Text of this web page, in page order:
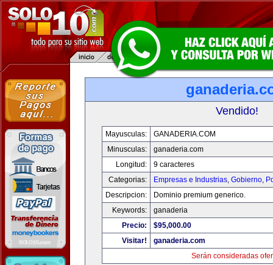
Vendido!
Mayusculas:
GANADERIA.COM
Minusculas:
ganaderia.com
Longitud:
9 caracteres
Categorias:
Empresas e Industrias, Gobierno,
Descripcion:
Dominio premium generico.
Keywords:
ganaderia
Precio:
$95,000.00
Visitar!
ganaderia.com
Serán consideradas